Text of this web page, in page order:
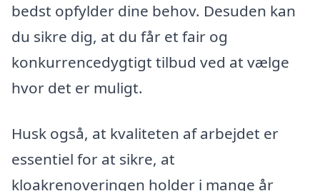
bedst opfylder dine behov. Desuden kan
du sikre dig, at du får et fair og
konkurrencedygtigt tilbud ved at vælge
hvor det er muligt.
Husk også, at kvaliteten af arbejdet er
essentiel for at sikre, at
kloakrenoveringen holder i mange år